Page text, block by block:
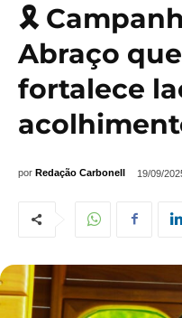
🎗️
Abraço
fortalece
por Redação Carbonell 19/09/